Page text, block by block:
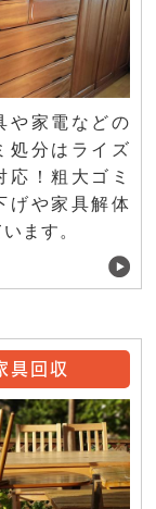
や家電などの
処分はライズ
応！粗大ゴミ
げや家具解体
ます。
具回収